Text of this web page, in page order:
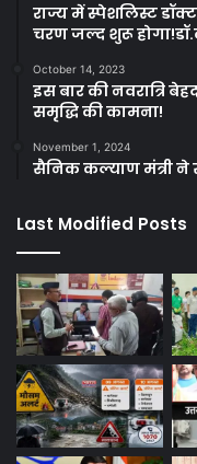
राज्य में स्पेशलिस्ट
चरण जल्द शुरू
October 14, 2023
इस बार की नवरात्रि
समृद्धि की कामना!
November 1, 2024
सैनिक कल्याण मंत्री ने
Last Modified Posts